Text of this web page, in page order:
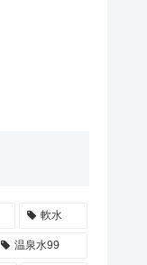
軟水
温泉水99